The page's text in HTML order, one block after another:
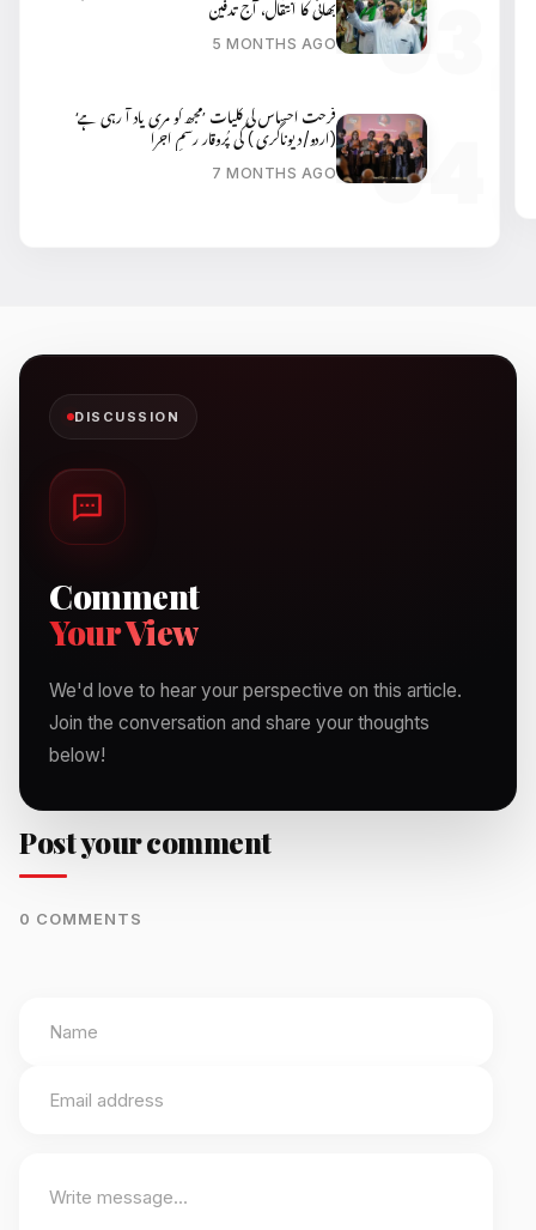
بھائی کا انتقال، آج تدفین
5 MONTHS AGO
فرحت احساس کی کلیات ’مجھ کو مری یاد آ رہی ہے‘
(اردو/دیوناگری ) کی پُروقار رسمِ اجرا
7 MONTHS AGO
DISCUSSION
Comment
Your View
We'd love to hear your perspective on this article.
Join the conversation and share your thoughts
below!
Post your comment
0 COMMENTS